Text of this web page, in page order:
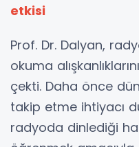
etkisi
Prof. Dr. Dalyan,
okuma
çekti. Daha önce
takip etme ihtiyacı
radyoda dinlediği